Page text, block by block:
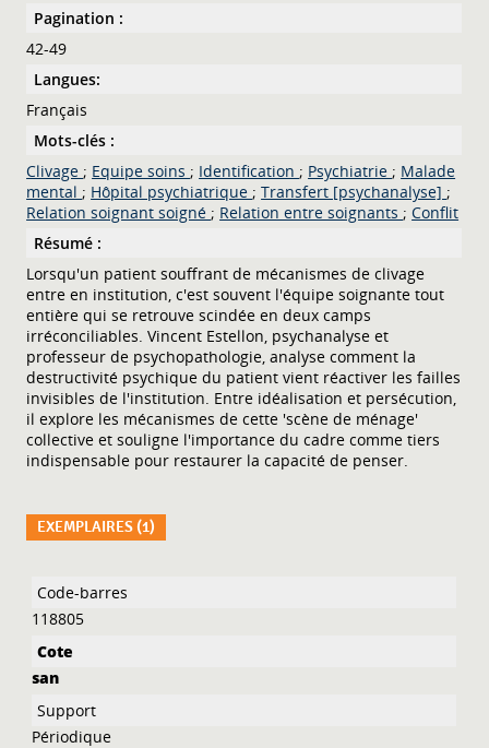
Pagination :
42-49
Langues:
Français
Mots-clés :
Clivage ; Equipe soins ; Identification ; Psychiatrie ; Malade
mental ; Hôpital psychiatrique ; Transfert [psychanalyse] ;
Relation soignant soigné ; Relation entre soignants ; Conflit
Résumé :
Lorsqu'un patient souffrant de mécanismes de clivage
entre en institution, c'est souvent l'équipe soignante tout
entière qui se retrouve scindée en deux camps
irréconciliables. Vincent Estellon, psychanalyse et
professeur de psychopathologie, analyse comment la
destructivité psychique du patient vient réactiver les failles
invisibles de l'institution. Entre idéalisation et persécution,
il explore les mécanismes de cette 'scène de ménage'
collective et souligne l'importance du cadre comme tiers
indispensable pour restaurer la capacité de penser.
EXEMPLAIRES (1)
Liste des exemplaires
118805
san
Périodique